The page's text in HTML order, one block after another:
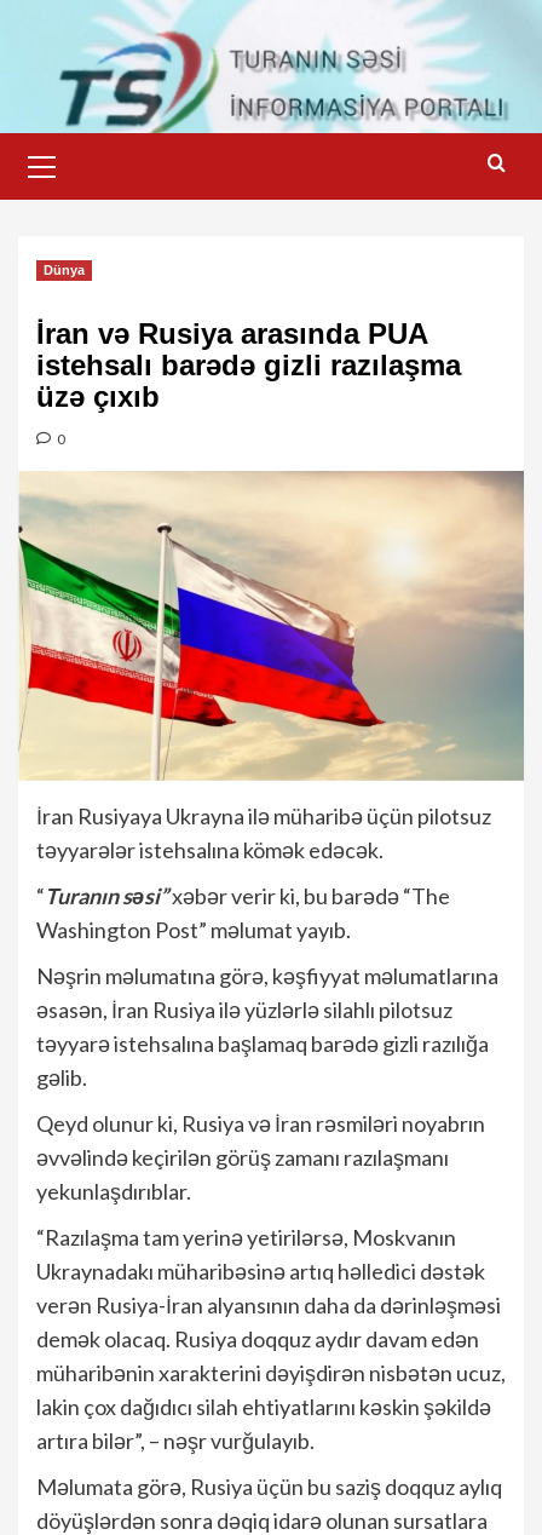
content
Menu
Dünya
İran və Rusiya arasında PUA
istehsalı barədə gizli razılaşma
üzə çıxıb
0
İran Rusiyaya Ukrayna ilə müharibə üçün pilotsuz
təyyarələr istehsalına kömək edəcək.
“Turanın səsi”xəbər verir ki, bu barədə “The
Washington Post” məlumat yayıb.
Nəşrin məlumatına görə, kəşfiyyat məlumatlarına
əsasən, İran Rusiya ilə yüzlərlə silahlı pilotsuz
təyyarə istehsalına başlamaq barədə gizli razılığa
gəlib.
Qeyd olunur ki, Rusiya və İran rəsmiləri noyabrın
əvvəlində keçirilən görüş zamanı razılaşmanı
yekunlaşdırıblar.
“Razılaşma tam yerinə yetirilərsə, Moskvanın
Ukraynadakı müharibəsinə artıq həlledici dəstək
verən Rusiya-İran alyansının daha da dərinləşməsi
demək olacaq. Rusiya doqquz aydır davam edən
müharibənin xarakterini dəyişdirən nisbətən ucuz,
lakin çox dağıdıcı silah ehtiyatlarını kəskin şəkildə
artıra bilər”, – nəşr vurğulayıb.
Məlumata görə, Rusiya üçün bu saziş doqquz aylıq
döyüşlərdən sonra dəqiq idarə olunan sursatlara